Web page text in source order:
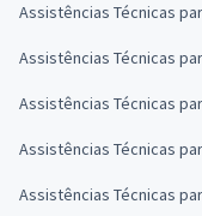
Assistências Técnicas
Assistências Técnicas
Assistências Técnicas
Assistências Técnicas
Assistências Técnicas